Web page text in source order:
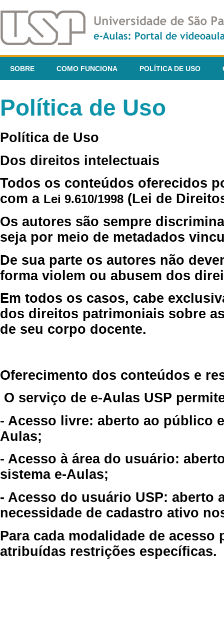
SOBRE COMO FUNCIONA POLÍTICA DE USO
Política de Uso
Política de Uso
Dos direitos intelectuais
Todos os conteúdos oferecidos
com a Lei 9.610/1998 (Lei de
Os autores são sempre
seja por meio de metadados
De sua parte os autores não
forma violem ou abusem dos
Em todos os casos, cabe
dos direitos patrimoniais sobre
de seu corpo docente.
Oferecimento dos conteúdos e
O serviço de e-Aulas USP
- Acesso livre: aberto ao público
Aulas;
- Acesso à área do usuário:
sistema e-Aulas;
- Acesso do usuário USP: aberto
necessidade de cadastro ativo
Para cada modalidade de
atribuídas restrições específicas.